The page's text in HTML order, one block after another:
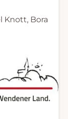
Knott, Bora